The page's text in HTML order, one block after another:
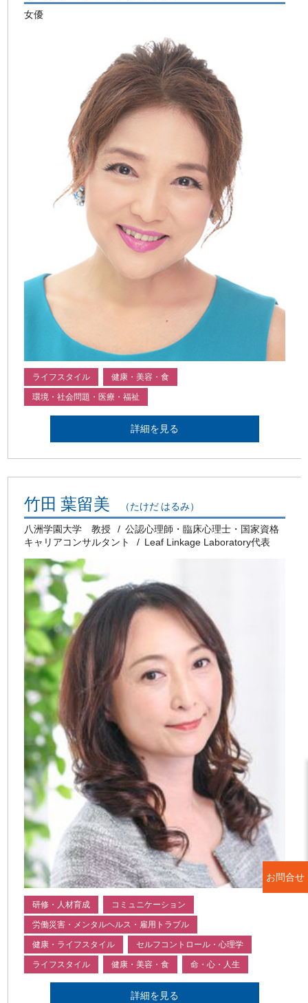
女優
ライフスタイル 健康・美容・食
環境・社会問題・医療・福祉
詳細を見る
竹田 葉留美 （たけだ はるみ）
八洲学園大学 教授
公認心理師・臨床心理士・国家資格
キャリアコンサルタント
Leaf Linkage Laboratory代表
研修・人材育成 コミュニケーション
労働災害・メンタルヘルス・雇用トラブル
健康・ライフスタイル セルフコントロール・心理学
ライフスタイル 健康・美容・食 命・心・人生
詳細を見る
お問合せ